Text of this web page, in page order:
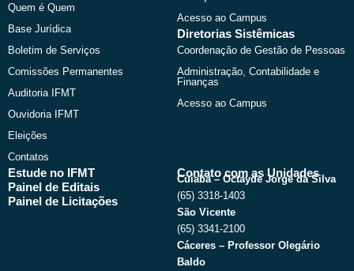
Quem é Quem
Base Jurídica
Boletim de Serviços
Comissões Permanentes
Auditoria IFMT
Ouvidoria IFMT
Eleições
Contatos
Acesso ao Campus
Diretorias Sistêmicas
Coordenação de Gestão de Pessoas
Administração, Contabilidade e
Finanças
Acesso ao Campus
Estude no IFMT
Painel de Editais
Painel de Licitações
Contato com as Unidades
Cuiabá – Octayde Jorge da Silva
(65) 3318-1403
São Vicente
(65) 3341-2100
Cáceres – Professor Olegário
Baldo